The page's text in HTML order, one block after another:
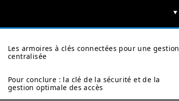
Les armoires à clés connectées pour une gestion
centralisée
Pour conclure : la clé de la sécurité et de la
gestion optimale des accès